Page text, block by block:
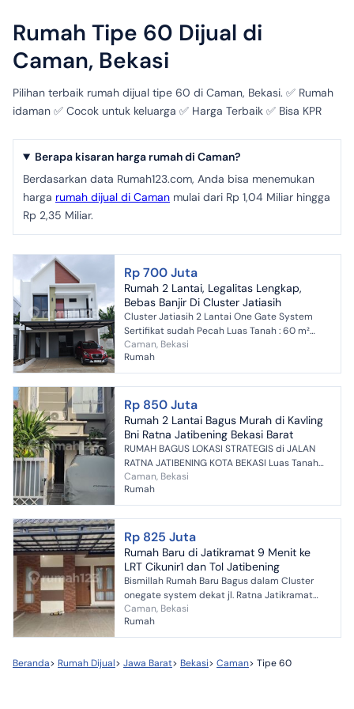
Rumah Tipe 60 Dijual di
Caman, Bekasi
Pilihan terbaik rumah dijual tipe 60 di Caman, Bekasi. ✅ Rumah
idaman ✅ Cocok untuk keluarga ✅ Harga Terbaik ✅ Bisa KPR
Berapa kisaran harga rumah di Caman?
Berdasarkan data Rumah123.com, Anda bisa menemukan
harga rumah dijual di Caman mulai dari Rp 1,04 Miliar hingga
Rp 2,35 Miliar.
Rp 700 Juta
Rumah 2 Lantai, Legalitas Lengkap,
Bebas Banjir Di Cluster Jatiasih
Cluster Jatiasih 2 Lantai One Gate System
Sertifikat sudah Pecah Luas Tanah : 60 m²
Luas Bangunan : 60 m² Kamar Tidur : 3 Kamar
Mandi : 2 Dapur...
Caman, Bekasi
Rumah
Rp 850 Juta
Rumah 2 Lantai Bagus Murah di Kavling
Bni Ratna Jatibening Bekasi Barat
RUMAH BAGUS LOKASI STRATEGIS di JALAN
RATNA JATIBENING KOTA BEKASI Luas Tanah
68 m² Luas Bangunan 62 m² Bangunan 2
Lantai Hadap Timur Kamar Tidu...
Caman, Bekasi
Rumah
Rp 825 Juta
Rumah Baru di Jatikramat 9 Menit ke
LRT Cikunir1 dan Tol Jatibening
Bismillah Rumah Baru Bagus dalam Cluster
onegate system dekat jl. Ratna Jatikramat
Dekat LRT cikunir1 dan Tol Jatibening Cuma 3
km/ 9 menit ke ...
Caman, Bekasi
Rumah
Beranda> Rumah Dijual> Jawa Barat> Bekasi> Caman> Tipe 60